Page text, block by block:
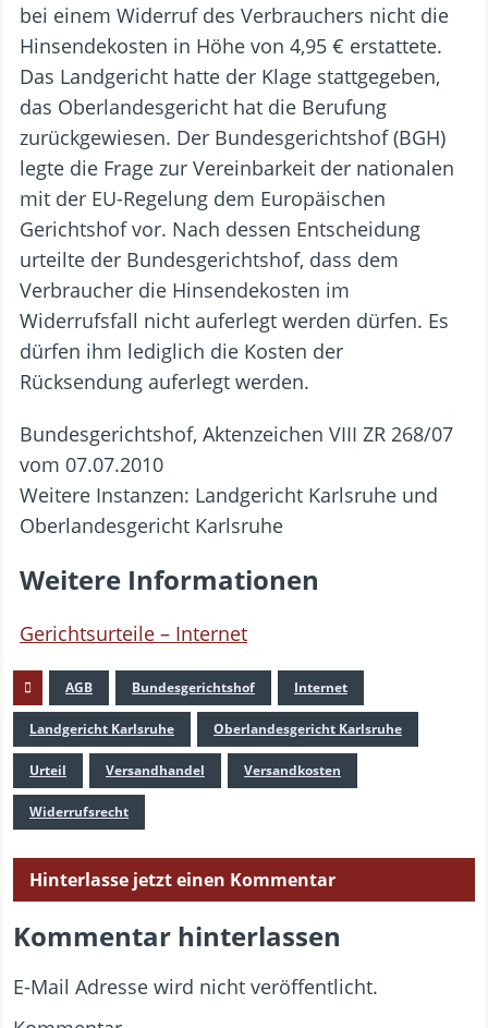
bei einem Widerruf des Verbrauchers nicht die
Hinsendekosten in Höhe von 4,95 € erstattete.
Das Landgericht hatte der Klage stattgegeben,
das Oberlandesgericht hat die Berufung
zurückgewiesen. Der Bundesgerichtshof (BGH)
legte die Frage zur Vereinbarkeit der nationalen
mit der EU-Regelung dem Europäischen
Gerichtshof vor. Nach dessen Entscheidung
urteilte der Bundesgerichtshof, dass dem
Verbraucher die Hinsendekosten im
Widerrufsfall nicht auferlegt werden dürfen. Es
dürfen ihm lediglich die Kosten der
Rücksendung auferlegt werden.
Bundesgerichtshof, Aktenzeichen VIII ZR 268/07
vom 07.07.2010
Weitere Instanzen: Landgericht Karlsruhe und
Oberlandesgericht Karlsruhe
Weitere Informationen
Gerichtsurteile – Internet
AGB Bundesgerichtshof Internet
Landgericht Karlsruhe Oberlandesgericht Karlsruhe
Urteil Versandhandel Versandkosten
Widerrufsrecht
Hinterlasse jetzt einen Kommentar
Kommentar hinterlassen
E-Mail Adresse wird nicht veröffentlicht.